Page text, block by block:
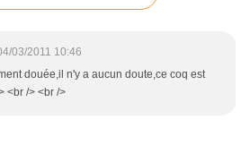
03/2011 10:46
douée,il n'y a aucun doute,ce coq est
<br /> <br />